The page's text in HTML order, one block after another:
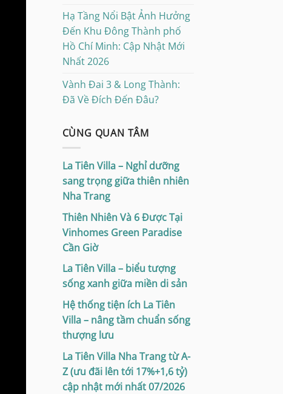
Hạ Tầng Nổi Bật Ảnh Hưởng
Đến Khu Đông Thành phố
Hồ Chí Minh: Cập Nhật Mới
Nhất 2026
Vành Đai 3 & Long Thành:
Đã Về Đích Đến Đâu?
CÙNG QUAN TÂM
La Tiên Villa – Nghỉ dưỡng
sang trọng giữa thiên nhiên
Nha Trang
Thiên Nhiên Và 6 Được Tại
Vinhomes Green Paradise
Cần Giờ
La Tiên Villa – biểu tượng
sống xanh giữa miền di sản
Hệ thống tiện ích La Tiên
Villa – nâng tầm chuẩn sống
thượng lưu
La Tiên Villa Nha Trang từ A-
Z (ưu đãi lên tới 17%+1,6 tỷ)
cập nhật mới nhất 07/2026